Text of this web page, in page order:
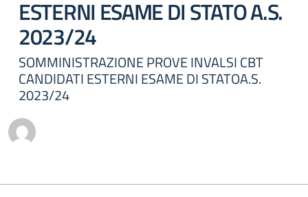
ESTERNI ESAME DI STATO A.S.
2023/24
SOMMINISTRAZIONE PROVE INVALSI CBT
CANDIDATI ESTERNI ESAME DI STATOA.S.
2023/24